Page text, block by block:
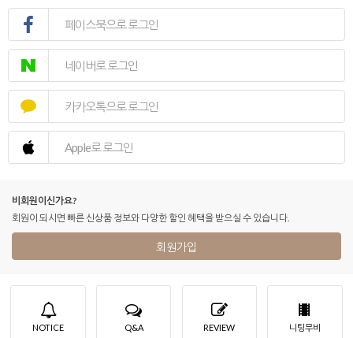
페이스북으로 로그인
네이버로 로그인
카카오톡으로 로그인
Apple로 로그인
비회원이신가요?
회원이 되시면 빠른 신상품 정보와 다양한 할인 혜택을 받으실 수 있습니다.
회원가입
NOTICE Q&A REVIEW 니팅무비